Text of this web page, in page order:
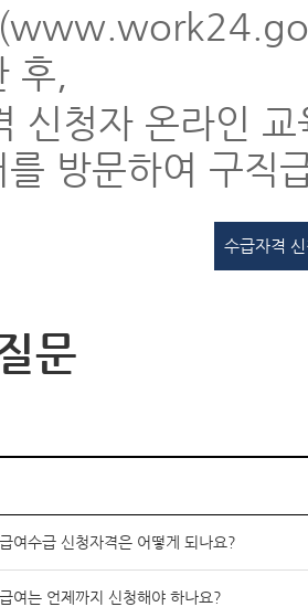
후,
신청자 온라인
를 방문하여 구직
수급자격
문
여수급 신청자격은 어떻게 되나요?
여는 언제까지 신청해야 하나요?